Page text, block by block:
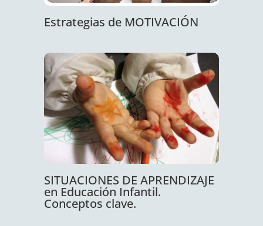
Estrategias de MOTIVACIÓN
SITUACIONES DE APRENDIZAJE
en Educación Infantil.
Conceptos clave.